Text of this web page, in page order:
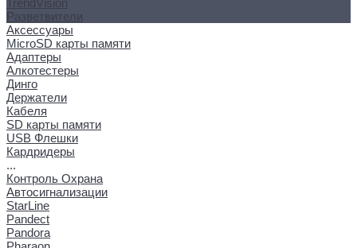
TrendVision
Разветвители
Аксессуары
MicroSD карты памяти
Адаптеры
Алкотестеры
Динго
Держатели
Кабеля
SD карты памяти
USB Флешки
Кардридеры
...
Контроль Охрана
Автосигнализации
StarLine
Pandect
Pandora